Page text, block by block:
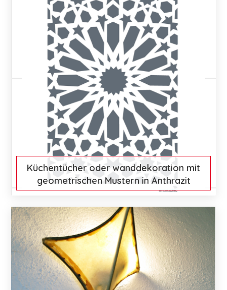
Küchentücher oder wanddekoration mit
geometrischen Mustern in Anthrazit
€ 15 Mehr entdecken